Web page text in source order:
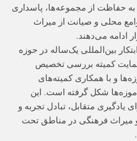
به حفاظت از مجموعه‌ها، پاسداری
محلی و صیانت از میراث
ادامه می‌دهند.
بین‌المللی یک‌ساله در حوزه
کمیته بررسی تخصیص
و با همکاری کمیته‌های
شکل گرفته است. این
یادگیری متقابل، تبادل تجربه و
فرهنگی در مناطق تحت